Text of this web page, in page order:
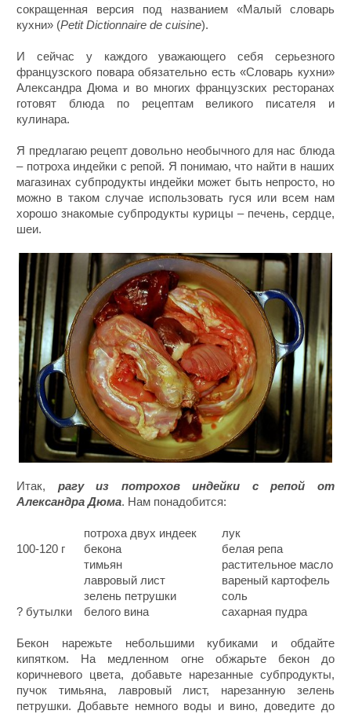
сокращенная версия под названием «Малый словарь
кухни» (Petit Dictionnaire de cuisine).
И сейчас у каждого уважающего себя серьезного
французского повара обязательно есть «Словарь кухни»
Александра Дюма и во многих французских ресторанах
готовят блюда по рецептам великого писателя и
кулинара.
Я предлагаю рецепт довольно необычного для нас блюда
– потроха индейки с репой. Я понимаю, что найти в наших
магазинах субпродукты индейки может быть непросто, но
можно в таком случае использовать гуся или всем нам
хорошо знакомые субпродукты курицы – печень, сердце,
шеи.
Итак, рагу из потрохов индейки с репой от
Александра Дюма. Нам понадобится:
потроха двух индеек
лук
100-120 г
бекона
белая репа
тимьян
растительное масло
лавровый лист
вареный картофель
зелень петрушки
соль
? бутылки
белого вина сахарная пудра
Бекон нарежьте небольшими кубиками и обдайте
кипятком. На медленном огне обжарьте бекон до
коричневого цвета, добавьте нарезанные субпродукты,
пучок тимьяна, лавровый лист, нарезанную зелень
петрушки. Добавьте немного воды и вино, доведите до